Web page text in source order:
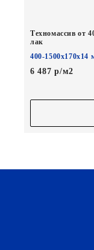
Техномассив от
лак
400-1500х170х14
6 487 р/м2